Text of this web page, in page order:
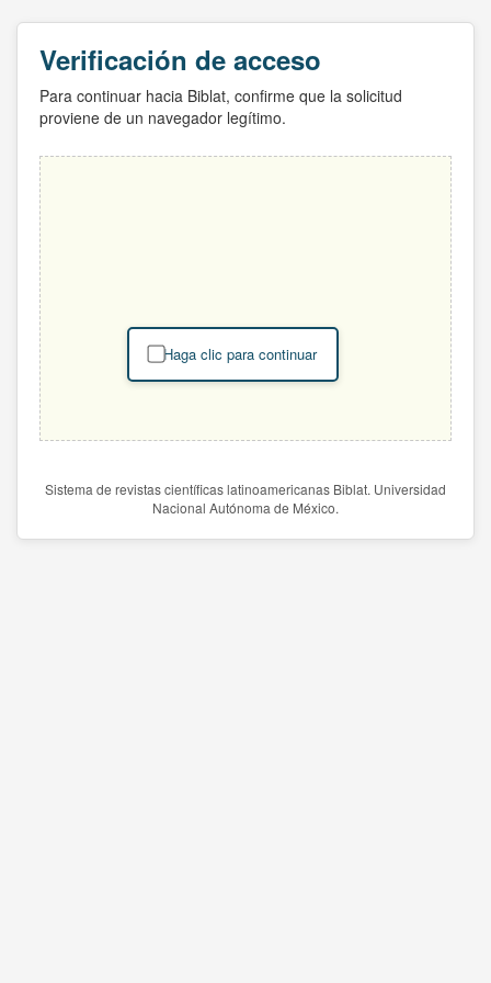
Verificación de acceso
Para continuar hacia Biblat, confirme que la solicitud
proviene de un navegador legítimo.
Haga clic para continuar
Sistema de revistas científicas latinoamericanas Biblat. Universidad
Nacional Autónoma de México.